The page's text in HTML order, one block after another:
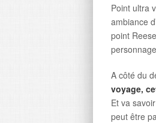
Point ultra
ambiance
point
A côté du
voyage,
Et va
peut être